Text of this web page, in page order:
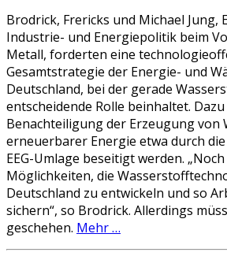
Brodrick, Frericks und Michael Jung,
Industrie- und Energiepolitik beim
Metall, forderten eine
Gesamtstrategie der Energie- und
Deutschland, bei der gerade
entscheidende Rolle beinhaltet.
Benachteiligung der Erzeugung von
erneuerbarer Energie etwa durch
EEG-Umlage beseitigt werden.
Möglichkeiten, die
Deutschland zu entwickeln und so
sichern“, so Brodrick. Allerdings
geschehen. Mehr …